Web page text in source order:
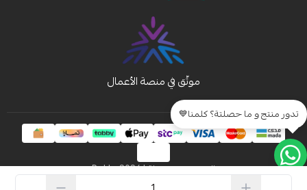
الحقوق محفوظة | 2026 Rakla
تدور منتج و ما حصلتة؟ كلمنا💙